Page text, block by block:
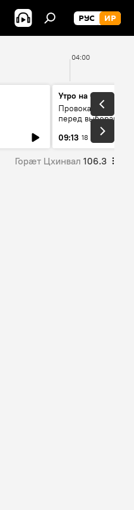
РУС ИР
04:00
Утро на Спутнике
Провокации со
перед выборами в
09:13 18 Мин
Горӕт Цхинвал 106.3